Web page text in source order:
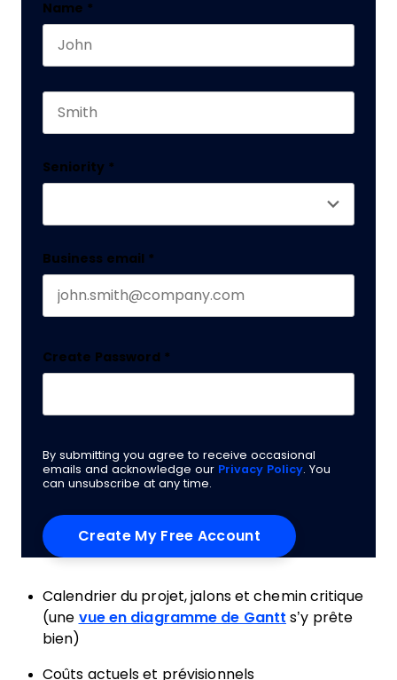
Instagram
Name *
Seniority *
Business email *
Create Password *
By submitting you agree to receive occasional
emails and acknowledge our Privacy Policy. You
can unsubscribe at any time.
Calendrier du projet, jalons et chemin critique
(une vue en diagramme de Gantt s’y prête
bien)
Coûts actuels et prévisionnels